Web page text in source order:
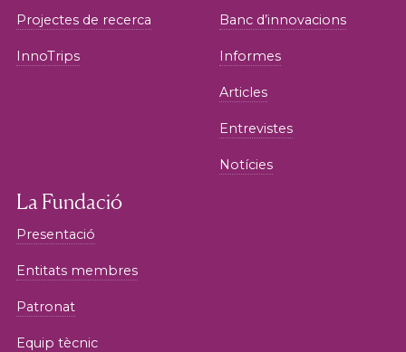
Projectes de recerca
InnoTrips
Banc d’innovacions
Informes
Articles
Entrevistes
Notícies
La Fundació
Presentació
Entitats membres
Patronat
Equip tècnic